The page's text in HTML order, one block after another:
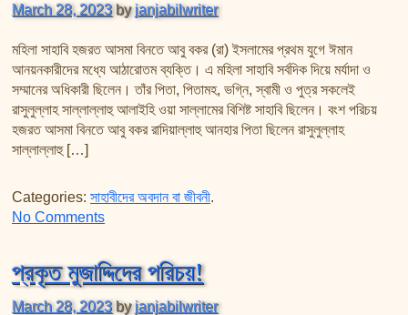
March 28, 2023 byjanjabilwriter
মহিলা সাহাবি হজরত আসমা বিনতে আবু বকর (রা) ইসলামের প্রথম যুগে ঈমান
আনয়নকারীদের মধ্যে আঠারোতম ব্যক্তি। এ মহিলা সাহাবি সর্বদিক দিয়ে মর্যাদা ও
সম্মানের অধিকারী ছিলেন। তাঁর পিতা, পিতামহ, ভগ্নি, স্বামী ও পুত্র সকলেই
রাসুলুল্লাহ সাল্লাল্লাহু আলাইহি ওয়া সাল্লামের বিশিষ্ট সাহাবি ছিলেন। বংশ পরিচয়
হজরত আসমা বিনতে আবু বকর রাদিয়াল্লাহু আনহার পিতা ছিলেন রাসুলুল্লাহ
সাল্লাল্লাহু […]
Categories: সাহাবীদের অবদান বা জীবনী.
No Commentson সাহাবীদের জীবনী পর্ব-২ (আদর্শ মা ও পুত্র)
প্রকৃত মুজাদ্দিদের পরিচয়!
March 28, 2023 byjanjabilwriter